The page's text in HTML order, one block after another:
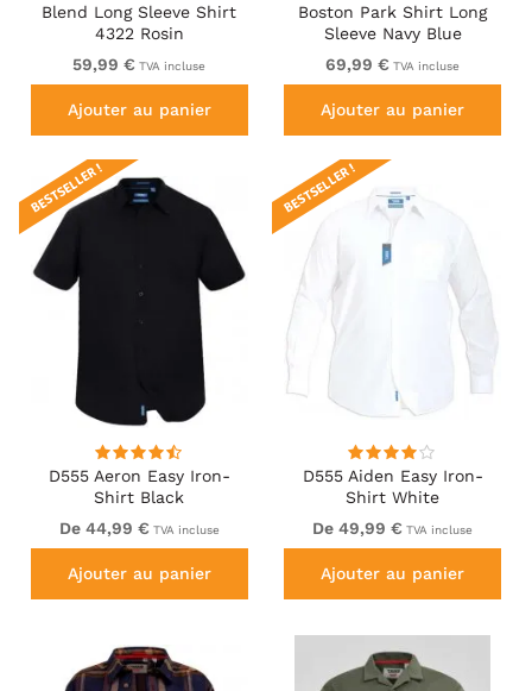
Blend Long Sleeve Shirt
4322 Rosin
59,99 € TVA incluse
Ajouter au panier
Boston Park Shirt Long
Sleeve Navy Blue
69,99 € TVA incluse
Ajouter au panier
D555 Aeron Easy Iron-
Shirt Black
BESTSELLER !
De 44,99 € TVA incluse
Ajouter au panier
D555 Aiden Easy Iron-
Shirt White
BESTSELLER !
De 49,99 € TVA incluse
Ajouter au panier